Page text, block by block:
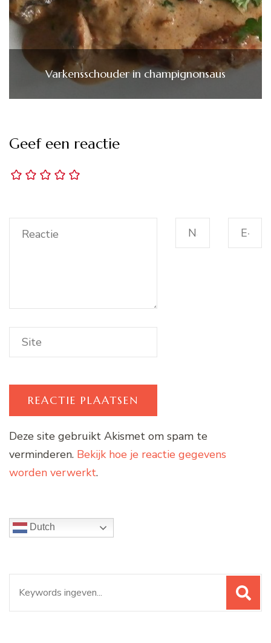
Varkensschouder in champignonsaus
Geef een reactie
Deze site gebruikt Akismet om spam te
verminderen. Bekijk hoe je reactie gegevens
worden verwerkt.
Dutch
naar: